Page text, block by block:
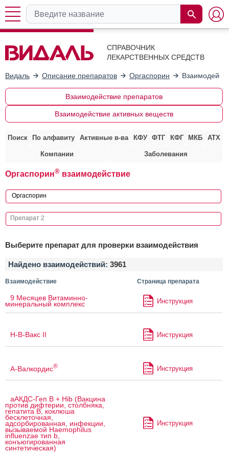
СПРАВОЧНИК
ЛЕКАРСТВЕННЫХ СРЕДСТВ
Видаль Описание препаратов Оргаспорин
Взаимодействие препаратов
Взаимодействие активных веществ
Поиск По алфавиту Активные в-ва КФУ ФТГ КФГ МКБ АТХ
Компании Заболевания
Оргаспорин® взаимодействие
Выберите препарат для проверки взаимодействия
Найдено взаимодействий: 3961
Взаимодействие Страница препарата
9 Месяцев Витаминно-
минеральный комплекс Инструкция
H-B-Вакс II Инструкция
А-Валкордис® Инструкция
аАКДС-Геп B + Hib (Вакцина
против дифтерии, столбняка,
гепатита B, коклюша
бесклеточная,
адсорбированная, инфекции,
вызываемой Haemophilus
influenzae тип b,
конъюгированная
синтетическая)
Инструкция